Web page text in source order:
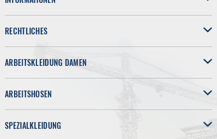
RECHTLICHES
ARBEITSKLEIDUNG DAMEN
ARBEITSHOSEN
SPEZIALKLEIDUNG